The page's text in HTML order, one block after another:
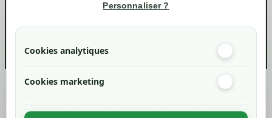
Personnaliser ?
Cookies analytiques
Cookies marketing
info@green-tech-shop.com
Created byNageoconcept